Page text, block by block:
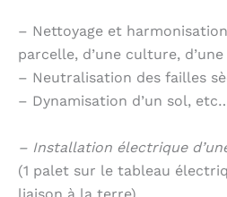
– Nettoyage et
parcelle, d’une culture, d’une
– Neutralisation des failles
– Dynamisation d’un sol,
– Installation électrique
(1 palet sur le tableau
liaison à la terre)